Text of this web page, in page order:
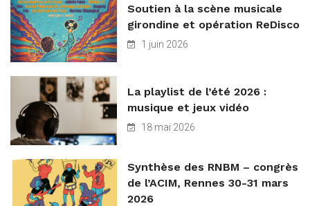
Soutien à la scène musicale
girondine et opération ReDisco
1 juin 2026
La playlist de l’été 2026 :
musique et jeux vidéo
18 mai 2026
Synthèse des RNBM – congrès
de l’ACIM, Rennes 30-31 mars
2026